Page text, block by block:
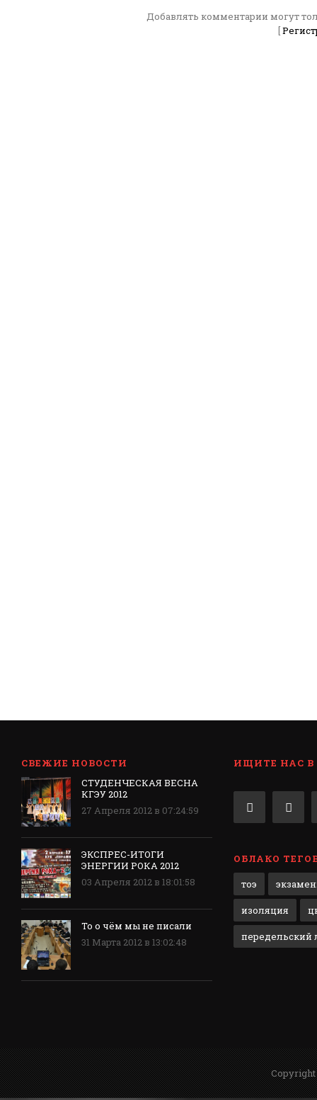
Добавлять комментарии могут
[
СВЕЖИЕ НОВОСТИ
СТУДЕНЧЕСКАЯ ВЕСНА
КГЭУ 2012
27 Апреля 2012 в 07:24:59
ЭКСПРЕС-ИТОГИ
ЭНЕРГИИ РОКА 2012
03 Апреля 2012 в 18:01:58
То о чём мы не писали
31 Марта 2012 в 13:02:48
ИЩИТЕ НАС В
ОБЛАКО
тоэ
изоляция
передельский